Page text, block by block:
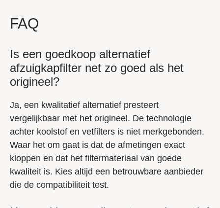
FAQ
Is een goedkoop alternatief
afzuigkapfilter net zo goed als het
origineel?
Ja, een kwalitatief alternatief presteert
vergelijkbaar met het origineel. De technologie
achter koolstof en vetfilters is niet merkgebonden.
Waar het om gaat is dat de afmetingen exact
kloppen en dat het filtermateriaal van goede
kwaliteit is. Kies altijd een betrouwbare aanbieder
die de compatibiliteit test.